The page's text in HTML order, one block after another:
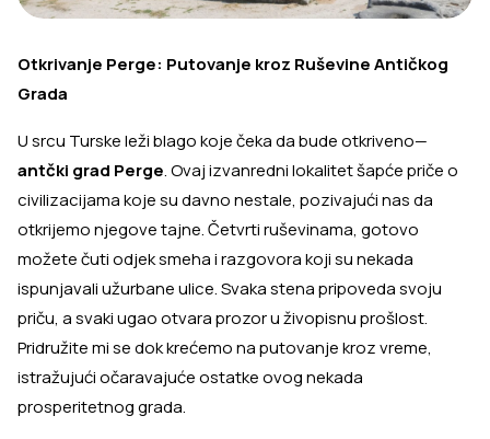
Otkrivanje Perge: Putovanje kroz Ruševine Antičkog
Grada
U srcu Turske leži blago koje čeka da bude otkriveno—
antčki grad Perge. Ovaj izvanredni lokalitet šapće priče o
civilizacijama koje su davno nestale, pozivajući nas da
otkrijemo njegove tajne. Četvrti ruševinama, gotovo
možete čuti odjek smeha i razgovora koji su nekada
ispunjavali užurbane ulice. Svaka stena pripoveda svoju
priču, a svaki ugao otvara prozor u živopisnu prošlost.
Pridružite mi se dok krećemo na putovanje kroz vreme,
istražujući očaravajuće ostatke ovog nekada
prosperitetnog grada.